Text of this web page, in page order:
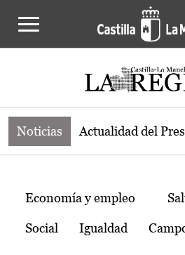
Noticias de la
Noticias Actualidad del
Temas
Economía y empleo
Social Igualdad